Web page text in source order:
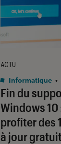
Fin du
Windows
profiter des
à jour
ACTU
Informatique •